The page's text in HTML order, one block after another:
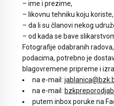
– ime i prezime,
– likovnu tehniku koju koriste,
– da li su članovi nekog
– od kada se bave
Fotografije odabranih
podacima, potrebno je
blagovremene pripreme i
na e-mail:
na e-mail:
putem inbox poruke na